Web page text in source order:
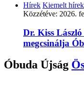
Hírek Kiemelt hírek
Közzétéve: 2026.
Dr. Kiss
megcsinálja
Óbuda Újság